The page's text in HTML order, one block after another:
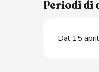
Periodi di
Dal 15